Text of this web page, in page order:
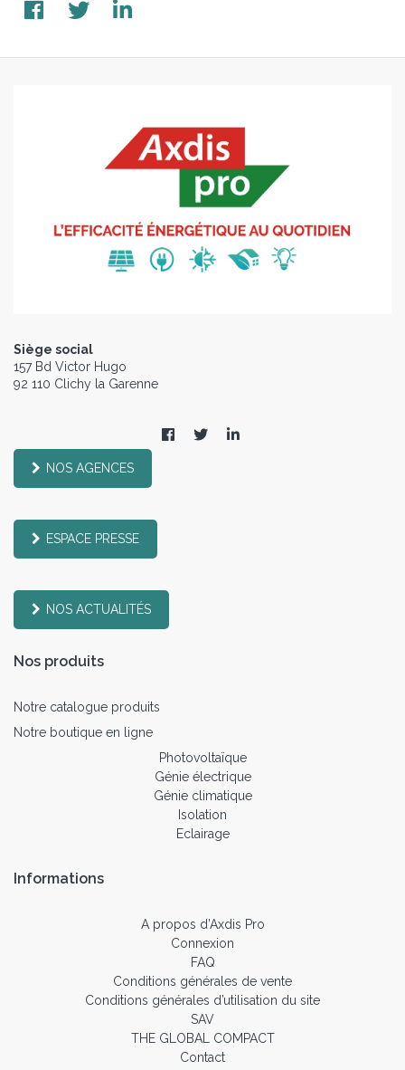
Siège social
157 Bd Victor Hugo
92 110 Clichy la Garenne
NOS AGENCES
ESPACE PRESSE
NOS ACTUALITÉS
Nos produits
Notre catalogue produits
Notre boutique en ligne
Photovoltaïque
Génie électrique
Génie climatique
Isolation
Eclairage
Informations
A propos d’Axdis Pro
Connexion
FAQ
Conditions générales de vente
Conditions générales d’utilisation du site
SAV
THE GLOBAL COMPACT
Contact